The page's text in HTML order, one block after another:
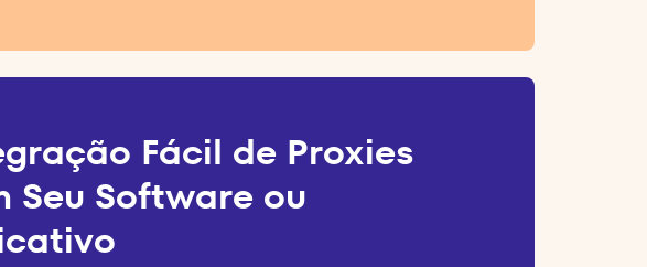
Fácil de Proxies
Seu Software ou